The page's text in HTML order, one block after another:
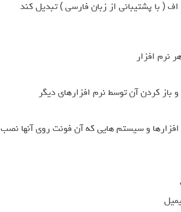
با پشتیبانی از زبان فارسی ) تبدیل کند
و سیستم هایی که آن فونت روی آنها نصب